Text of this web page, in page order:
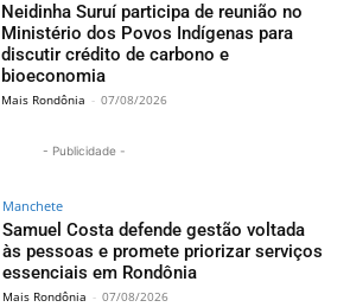
Neidinha Suruí participa de reunião no
Ministério dos Povos Indígenas para
discutir crédito de carbono e
bioeconomia
Mais Rondônia - 07/08/2026
- Publicidade -
Manchete
Samuel Costa defende gestão voltada
às pessoas e promete priorizar serviços
essenciais em Rondônia
Mais Rondônia - 07/08/2026